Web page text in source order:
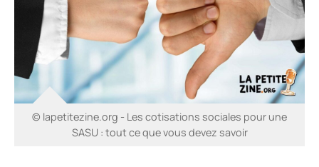
© lapetitezine.org - Les cotisations sociales pour une
SASU : tout ce que vous devez savoir